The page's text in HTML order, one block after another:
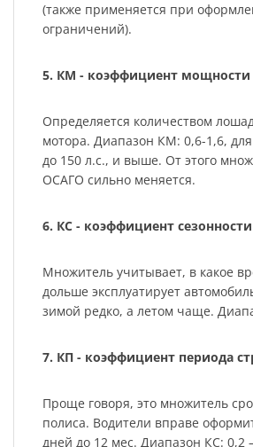
(также применяется при
ограничений).
5. КМ - коэффициент мощности
Определяется количеством
мотора. Диапазон КМ: 0,6-1,6,
до 150 л.с., и выше. От этого
ОСАГО сильно меняется.
6. КС - коэффициент сезонности
Множитель учитывает, в какое
дольше эксплуатирует
зимой редко, а летом чаще.
7. КП - коэффициент периода
Проще говоря, это множитель
полиса. Водители вправе
дней до 12 мес. Диапазон КС: 0,2